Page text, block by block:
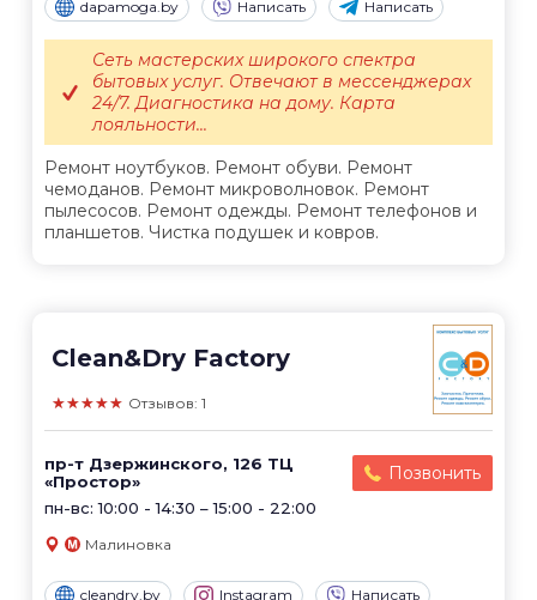
dapamoga.by Написать Написать
Ремонт ноутбуков. Ремонт обуви. Ремонт
чемоданов. Ремонт микроволновок. Ремонт
пылесосов. Ремонт одежды. Ремонт телефонов и
планшетов. Чистка подушек и ковров.
Сеть мастерских широкого спектра
бытовых услуг. Отвечают в мессенджерах
24/7. Диагностика на дому. Карта
лояльности...
Clean&Dry Factory
★★★★★ Отзывов: 1
пр-т Дзержинского, 126 ТЦ
«Простор»
пн-вс: 10:00 - 14:30 – 15:00 - 22:00
Позвонить
Малиновка
cleandry.by Instagram Написать